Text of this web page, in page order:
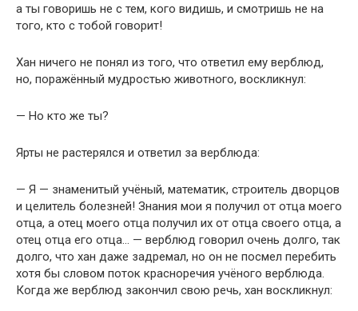
а ты говоришь не с тем, кого видишь, и смотришь не на
того, кто с тобой говорит!
Хан ничего не понял из того, что ответил ему верблюд,
но, поражённый мудростью животного, воскликнул:
— Но кто же ты?
Ярты не растерялся и ответил за верблюда:
— Я — знаменитый учёный, математик, строитель дворцов
и целитель болезней! Знания мои я получил от отца моего
отца, а отец моего отца получил их от отца своего отца, а
отец отца его отца… — верблюд говорил очень долго, так
долго, что хан даже задремал, но он не посмел перебить
хотя бы словом поток красноречия учёного верблюда.
Когда же верблюд закончил свою речь, хан воскликнул: